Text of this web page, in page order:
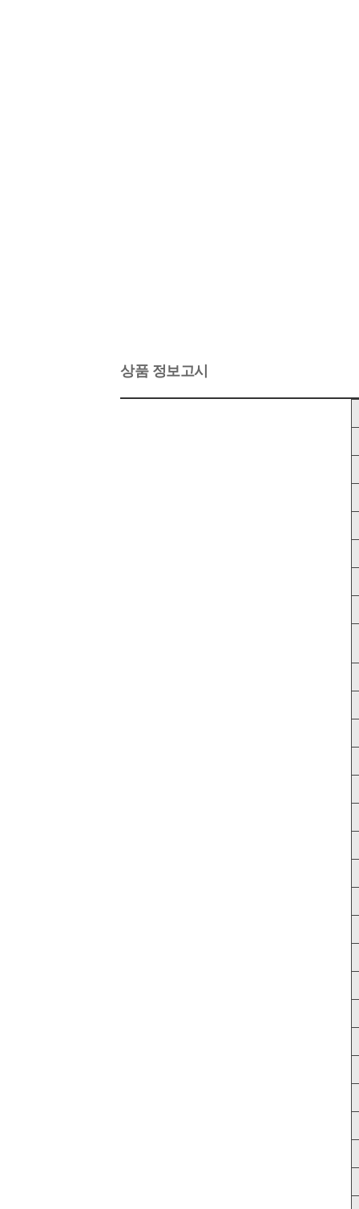
상품 정보고시